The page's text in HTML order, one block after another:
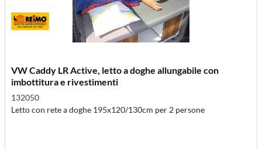
VW Caddy LR Active, letto a doghe allungabile con
imbottitura e rivestimenti
132050
Letto con rete a doghe 195x120/130cm per 2 persone